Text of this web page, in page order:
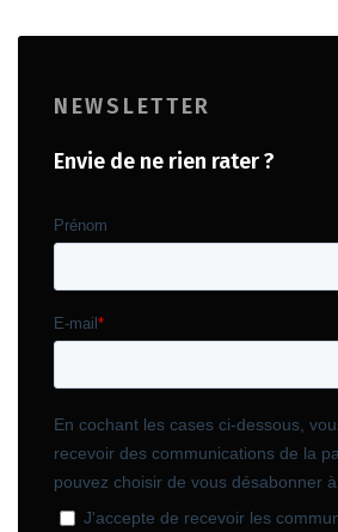
NEWSLETTER
Envie de ne rien rater ?